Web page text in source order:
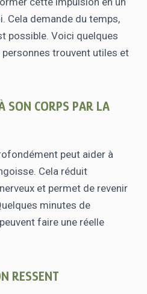
Cela demande du temps,
possible. Voici quelques
trouvent utiles et
SON CORPS PAR LA
peut aider à
Cela réduit
et permet de revenir
minutes de
faire une réelle
RESSENT